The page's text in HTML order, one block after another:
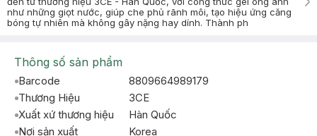
như những giọt nước, giúp che phủ rãnh môi, tạo hiệu ứng căng
bóng tự nhiên mà không gây nặng hay dính. Thành ph
Thông số sản phẩm
Barcode
8809664989179
Thương Hiệu
3CE
Xuất xứ thương hiệu
Hàn Quốc
Nơi sản xuất
Korea